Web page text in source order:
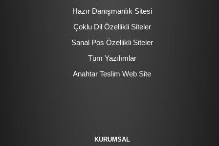
Hazır Danışmanlık Sitesi
Çoklu Dil Özellikli Siteler
Sanal Pos Özellikli Siteler
Tüm Yazılımlar
Anahtar Teslim Web Site
KURUMSAL